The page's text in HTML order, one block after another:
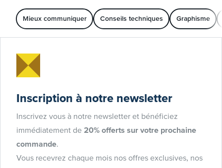
Mieux communiquer Conseils techniques Graphisme
Inscription à notre newsletter
Inscrivez vous à notre newsletter et bénéficiez
immédiatement de 20% offerts sur votre prochaine
commande
Vous recevrez chaque mois nos offres exclusives, nos